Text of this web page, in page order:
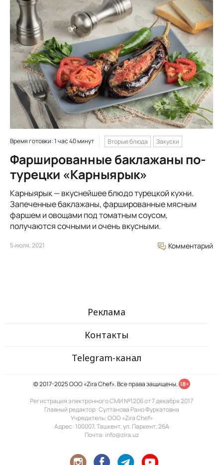
Время готовки: 1 час 40 минут Вторые блюда Закуски
Фаршированные баклажаны по-
турецки «Карныярык»
Карныярык — вкуснейшее блюдо турецкой кухни.
Запеченные баклажаны, фаршированные мясным
фаршем и овощами под томатным соусом,
получаются сочными и очень вкусными.
5 июля, 2021 Комментарий
Реклама
Контакты
Telegram-канал
© 2017-2025 ООО «Zira Chef». Все права защищены. 18+
Регистрация электронного СМИ №1206 от 7 декабря 2017
Главный редактор: Султанова Рано Фуркатовна
Учредитель: ООО «Zira Chef»
Адрес: 100007, Ташкент, ул. Паркент, 26А
Почта: info@zira.uz